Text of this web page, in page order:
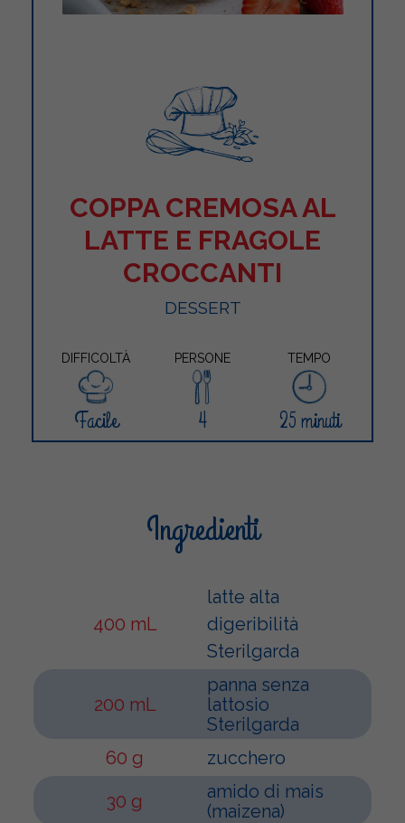
COPPA CREMOSA AL
LATTE E FRAGOLE
CROCCANTI
DESSERT
DIFFICOLTÀ PERSONE TEMPO
Facile 4 25 minuti
Ingredienti
400 mL
latte alta
digeribilità
Sterilgarda
200 mL
panna senza
lattosio
Sterilgarda
60 g
zucchero
30 g
amido di mais
(maizena)